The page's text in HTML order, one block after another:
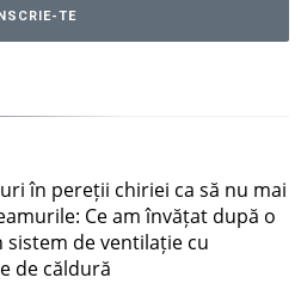
în pereții chiriei ca să nu mai
Ce am învățat după o
sistem de ventilație cu
de căldură